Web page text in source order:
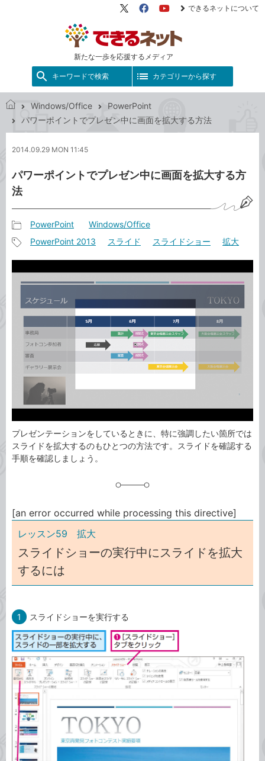
新たな一歩を応援するメディア
X（旧
FacebookYouTube
できるネットについて
キーワードで検索 カテゴリーから探す
ネ
ト
Windows/Office
PowerPoint
パワーポイントでプレゼン中に画面を拡大する方法
2014.09.29 MON 11:45
パワーポイントでプレゼン中に画面を拡大する方
法
事
カ
リ
PowerPoint Windows/Office
タ
PowerPoint 2013 スライド スライドショー 拡大
プレゼンテーションをしているときに、特に強調したい箇所では
スライドを拡大するのもひとつの方法です。スライドを確認する
手順を確認しましょう。
[an error occurred while processing this directive]
レッスン59 拡大
スライドショーの実行中にスライドを拡大
するには
1 スライドショーを実行する